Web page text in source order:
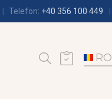
Telefon: +40 356 100 449
RO